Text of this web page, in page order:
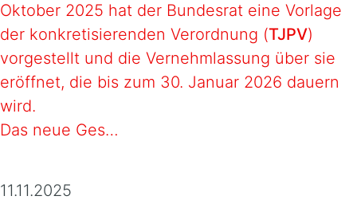
Oktober 2025 hat der Bundesrat eine Vorlage
der konkretisierenden Verordnung (TJPV)
vorgestellt und die Vernehmlassung über sie
eröffnet, die bis zum 30. Januar 2026 dauern
wird.
Das neue Ges…
11.11.2025